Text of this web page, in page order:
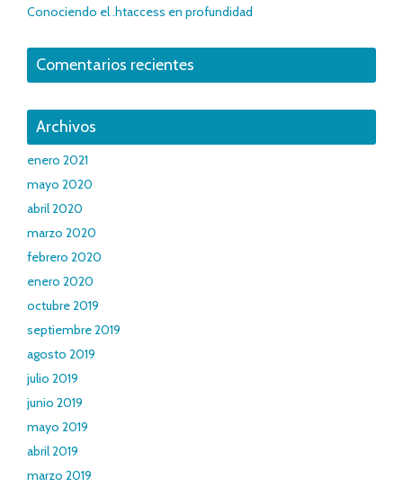
Conociendo el .htaccess en profundidad
Comentarios recientes
Archivos
enero 2021
mayo 2020
abril 2020
marzo 2020
febrero 2020
enero 2020
octubre 2019
septiembre 2019
agosto 2019
julio 2019
junio 2019
mayo 2019
abril 2019
marzo 2019